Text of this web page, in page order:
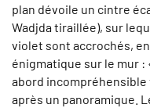
plan dévoile un cintre
Wadjda tiraillée), sur
violet sont accrochés,
énigmatique sur le mur :
abord
après un panoramique.